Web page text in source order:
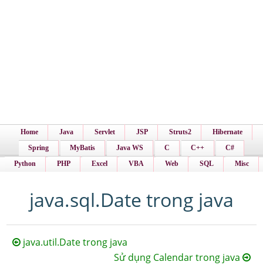
Home Java Servlet JSP Struts2
Hibernate
Spring
MyBatis Java WS C C++
C#
Python
PHP Excel VBA Web SQL Misc
java.sql.Date trong java
java.util.Date trong java
Sử dụng Calendar trong java